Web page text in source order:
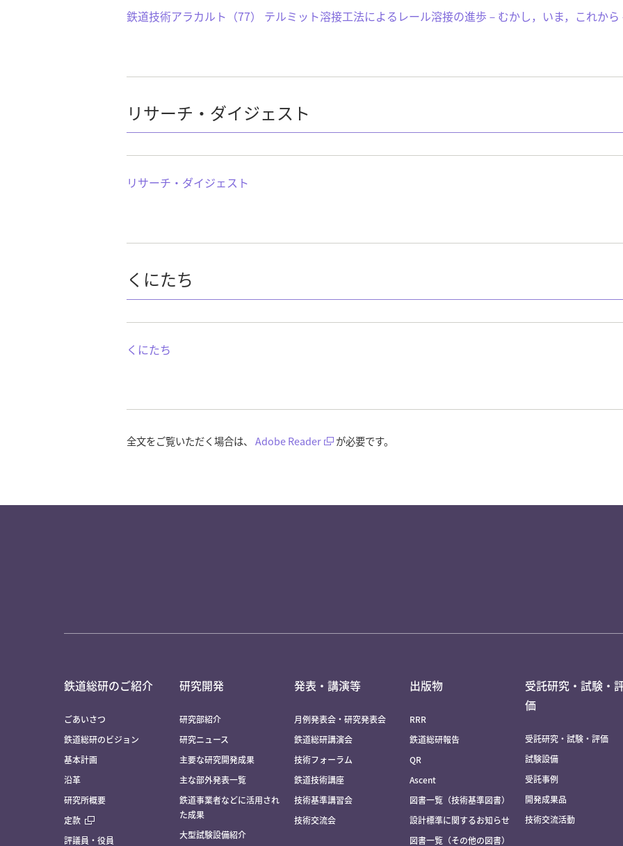
鉄道技術アラカルト（77） テルミット溶接工法によるレール溶接の進歩－むかし，いま，これから
リサーチ・ダイジェスト
リサーチ・ダイジェスト
くにたち
くにたち
全文をご覧いただく場合は、 Adobe Reader が必要です。
鉄道総研のご紹介
ごあいさつ
鉄道総研のビジョン
基本計画
沿革
研究所概要
定款
評議員・役員
研究開発
研究部紹介
研究ニュース
主要な研究開発成果
主な部外発表一覧
鉄道事業者などに活用され
た成果
大型試験設備紹介
発表・講演等
月例発表会・研究発表会
鉄道総研講演会
技術フォーラム
鉄道技術講座
技術基準講習会
技術交流会
出版物
RRR
鉄道総研報告
QR
Ascent
図書一覧（技術基準図書）
設計標準に関するお知らせ
図書一覧（その他の図書）
受託研究・試験・
価
受託研究・試験・評価
試験設備
受託事例
開発成果品
技術交流活動